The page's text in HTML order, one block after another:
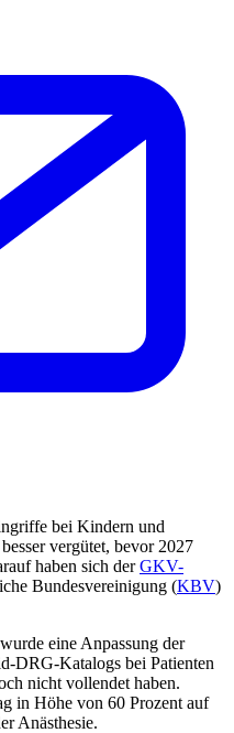
bei Kindern und
vergütet, bevor 2027
haben sich derGKV-
Bundesvereinigung (KBV)
eine Anpassung der
DRG-Katalogs bei Patienten
nicht vollendet haben.
in Höhe von 60 Prozent auf
Anästhesie.